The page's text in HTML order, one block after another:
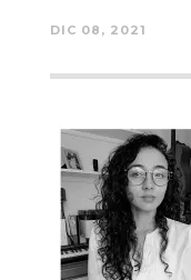
DIC 08, 2021